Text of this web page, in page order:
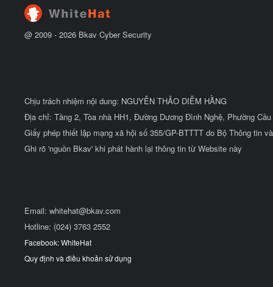
@ 2009 - 2026 Bkav Cyber Security
Chịu trách nhiệm nội dung: NGUYỄN THẢO DIỄM HẰNG
Địa chỉ: Tầng 2, Tòa nhà HH1, Đường Dương Đình Nghệ, Phường
Giấy phép thiết lập mạng xã hội số 355/GP-BTTTT do Bộ Thông tin
Ghi rõ 'nguồn Bkav' khi phát hành lại thông tin từ Website này
Email: whitehat@bkav.com
Hotline: (024) 3763 2552
Facebook: WhiteHat
Quy định và điều khoản sử dụng